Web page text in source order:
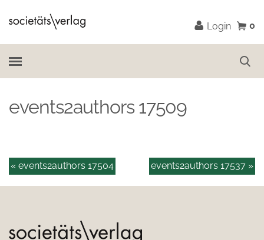
Login 0
events2authors 17509
events2authors 17537 »
« events2authors 17504